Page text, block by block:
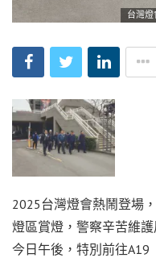
台灣
2025台灣燈會熱鬧登場
燈區賞燈，警察辛苦維
今日午後，特別前往